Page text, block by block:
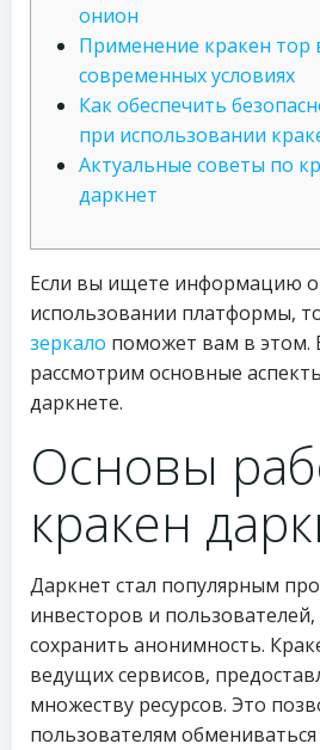
онион
Применение кракен тор
современных условиях
Как обеспечить
при использовании
Актуальные советы по
даркнет
Если вы ищете информацию о
использовании платформы,
зеркало поможет вам в этом.
рассмотрим основные
даркнете.
Основы
кракен
Даркнет стал популярным
инвесторов и
сохранить анонимность.
ведущих сервисов,
множеству ресурсов. Это
пользователям